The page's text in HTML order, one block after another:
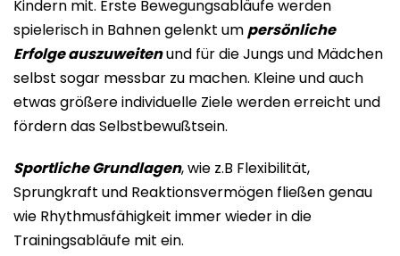
Kindern mit. Erste Bewegungsabläufe werden
spielerisch in Bahnen gelenkt umpersönliche
Erfolge auszuweitenund für die Jungs und Mädchen
selbst sogar messbar zu machen. Kleine und auch
etwas größere individuelle Ziele werden erreicht und
fördern das Selbstbewußtsein.
Sportliche Grundlagen, wie z.B Flexibilität,
Sprungkraft und Reaktionsvermögen fließen genau
wie Rhythmusfähigkeit immer wieder in die
Trainingsabläufe mit ein.